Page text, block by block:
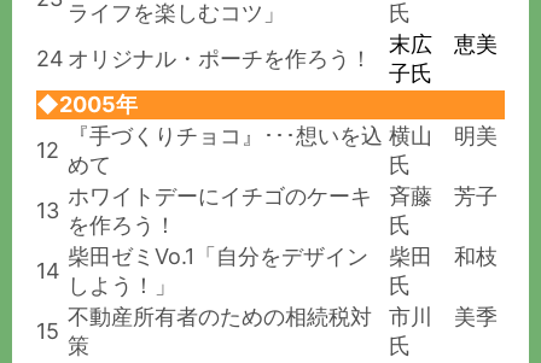
ライフを楽しむコツ」
氏
24 オリジナル・ポーチを作ろう！
末広 恵美
子氏
◆2005年
12
『手づくりチョコ』･･･想いを込
めて
横山 明美
氏
13
ホワイトデーにイチゴのケーキ
を作ろう！
斉藤 芳子
氏
14
柴田ゼミVo.1「自分をデザイン
しよう！」
柴田 和枝
氏
15
不動産所有者のための相続税対
策
市川 美季
氏